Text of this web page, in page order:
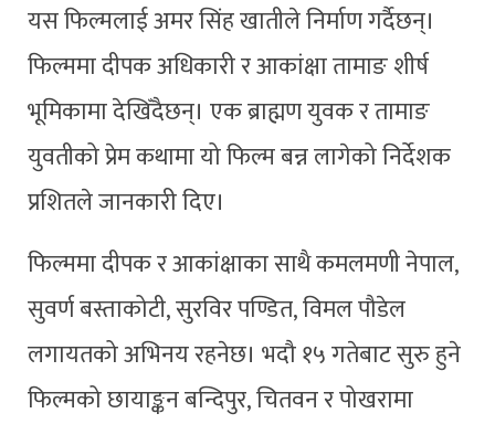
यस फिल्मलाई अमर सिंह खातीले निर्माण गर्दैछन्।
फिल्ममा दीपक अधिकारी र आकांक्षा तामाङ शीर्ष
भूमिकामा देखिँदैछन्। एक ब्राह्मण युवक र तामाङ
युवतीको प्रेम कथामा यो फिल्म बन्न लागेको निर्देशक
प्रशितले जानकारी दिए।
फिल्ममा दीपक र आकांक्षाका साथै कमलमणी नेपाल,
सुवर्ण बस्ताकोटी, सुरविर पण्डित, विमल पौडेल
लगायतको अभिनय रहनेछ। भदौ १५ गतेबाट सुरु हुने
फिल्मको छायाङ्कन बन्दिपुर, चितवन र पोखरामा